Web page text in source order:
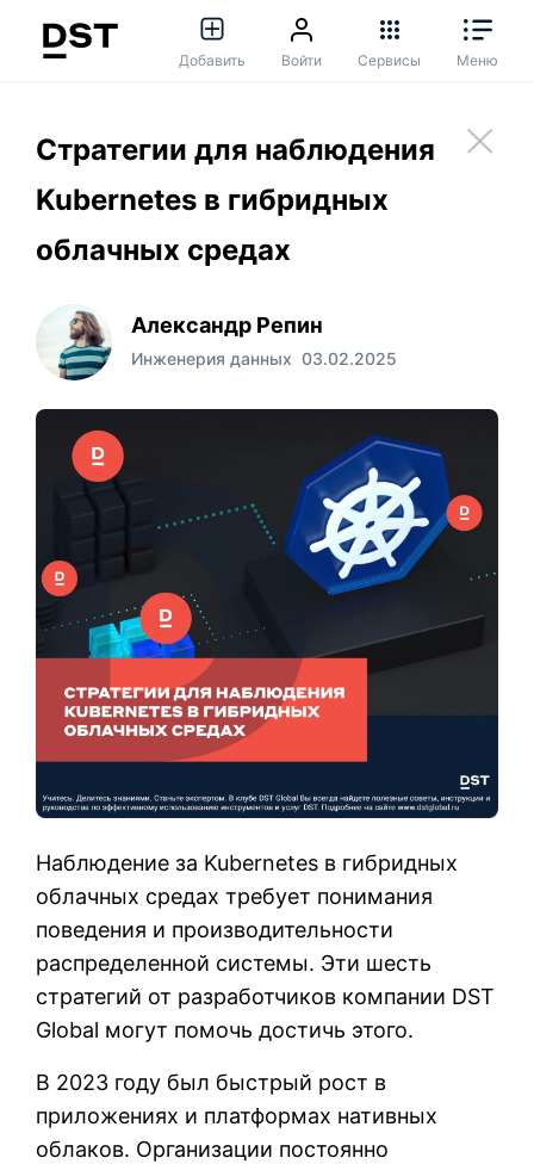
Добавить Войти Сервисы Меню
Стратегии для наблюдения
Kubernetes в гибридных
облачных средах
Александр Репин
Инженерия данных 03.02.2025
Наблюдение за Kubernetes в гибридных
облачных средах требует понимания
поведения и производительности
распределенной системы. Эти шесть
стратегий от разработчиков компании DST
Global могут помочь достичь этого.
В 2023 году был быстрый рост в
приложениях и платформах нативных
облаков. Организации постоянно